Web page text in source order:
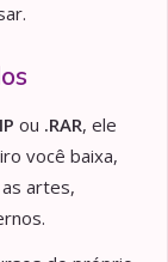
ou .RAR, ele
você baixa,
artes,